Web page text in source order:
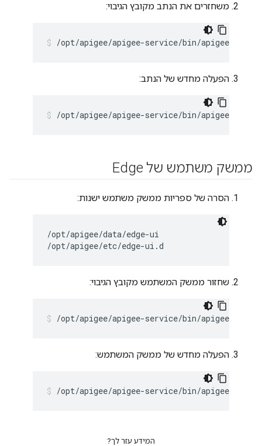
משחזרים את הנתב מקובץ הגיבוי:
/opt/apigee/apigee-service/bin/apigee-
הפעלה מחדש של הנתב:
/opt/apigee/apigee-service/bin/apigee-
ממשק משתמש של Edge
הסרה של ספריות ממשק משתמש ישנות:
/opt/apigee/data/edge-ui
/opt/apigee/etc/edge-ui.d
שחזור ממשק המשתמש מקובץ הגיבוי:
/opt/apigee/apigee-service/bin/apigee-
הפעלה מחדש של ממשק המשתמש:
/opt/apigee/apigee-service/bin/apigee-
המידע עזר לך?